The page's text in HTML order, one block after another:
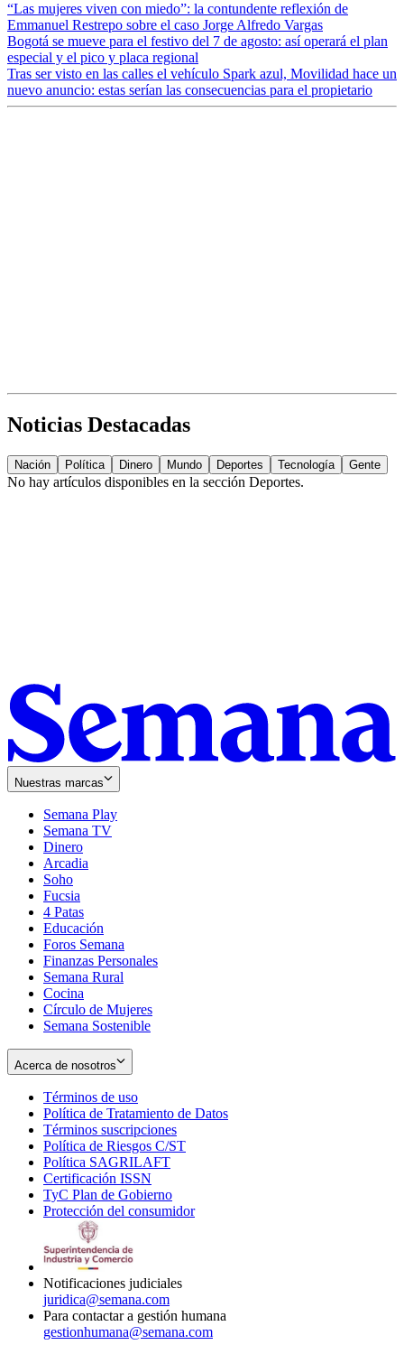
“Las mujeres viven con miedo”: la contundente reflexión de
Emmanuel Restrepo sobre el caso Jorge Alfredo Vargas
Bogotá se mueve para el festivo del 7 de agosto: así operará el plan
especial y el pico y placa regional
Tras ser visto en las calles el vehículo Spark azul, Movilidad hace un
nuevo anuncio: estas serían las consecuencias para el propietario
Noticias Destacadas
Nación Política Dinero Mundo Deportes Tecnología Gente
No hay artículos disponibles en la sección Deportes.
Nuestras marcas
Semana Play
Semana TV
Dinero
Arcadia
Soho
in
new
window
Fucsia
in
new
window
4 Patas
Educación
Foros Semana
Finanzas Personales
Semana Rural
Cocina
Círculo de Mujeres
Semana Sostenible
Acerca de nosotros
Términos de uso
in
new
window
Política de Tratamiento de Datos
Términos suscripciones
in
Política de Riesgos C/ST
Política SAGRILAFT
new
window
Certificación ISSN
in
new
TyC Plan de Gobierno
in
Protección del consumidorOpens
Notificaciones judiciales
juridica@semana.com
Para contactar a gestión humana
gestionhumana@semana.com